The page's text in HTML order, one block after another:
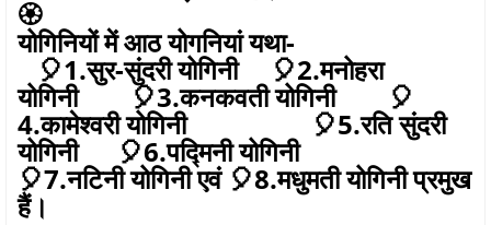
🏵️
योगिनियों में आठ योगनियां यथा-
🎈1.सुर-सुंदरी योगिनी 🎈2.मनोहरा
योगिनी 🎈3.कनकवती योगिनी 🎈
4.कामेश्वरी योगिनी 🎈5.रति सुंदरी
योगिनी 🎈6.पद्मिनी योगिनी
🎈7.नटिनी योगिनी एवं 🎈8.मधुमती योगिनी प्रमुख
हैं।